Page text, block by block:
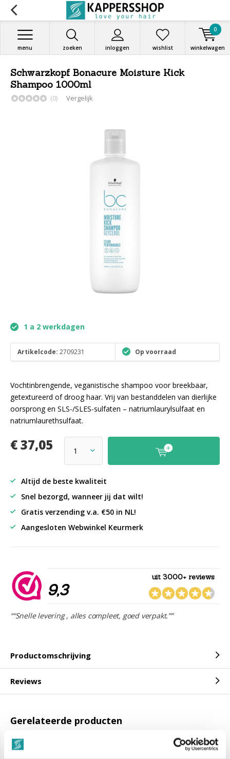
zoeken inloggen
menu wishlist winkelwagen
0
Schwarzkopf Bonacure Moisture Kick
Shampoo 1000ml
(0) Vergelijk
1 a 2 werkdagen
Artikelcode: 2709231 Op voorraad
Vochtinbrengende, veganistische shampoo voor breekbaar,
getextureerd of droog haar. Vrij van bestanddelen van dierlijke
oorsprong en SLS-/SLES-sulfaten – natriumlaurylsulfaat en
natriumlaurethsulfaat.
€ 37,05
Altijd de beste kwaliteit
Snel bezorgd, wanneer jij dat wilt!
Gratis verzending v.a. €50 in NL!
Aangesloten Webwinkel Keurmerk
9,3
uit 3000+ reviews
““Snelle levering , alles compleet, goed verpakt.””
Productomschrijving
Reviews
Gerelateerde producten